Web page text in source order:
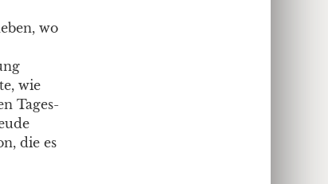
wo
wie
Tages-
die es